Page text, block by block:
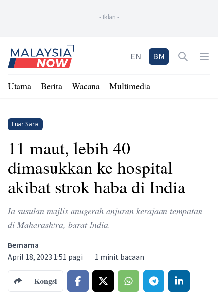
- Iklan -
Home
EN BM Open
Utama Berita Wacana Multimedia
Luar Sana
11 maut, lebih 40
dimasukkan ke hospital
akibat strok haba di India
Ia susulan majlis anugerah anjuran kerajaan tempatan
di Maharashtra, barat India.
Bernama
April 18, 2023 1:51 pagi
1 minit bacaan
Kongsi